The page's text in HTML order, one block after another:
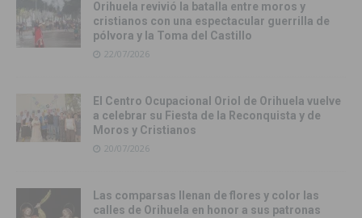
Orihuela revivió la batalla entre moros y
cristianos con una espectacular guerrilla de
pólvora y la Toma del Castillo
22/07/2026
El Centro Ocupacional Oriol de Orihuela vuelve
a celebrar su Fiesta de la Reconquista y de
Moros y Cristianos
20/07/2026
Las comparsas llenan de flores y color las
calles de Orihuela en honor a sus patronas